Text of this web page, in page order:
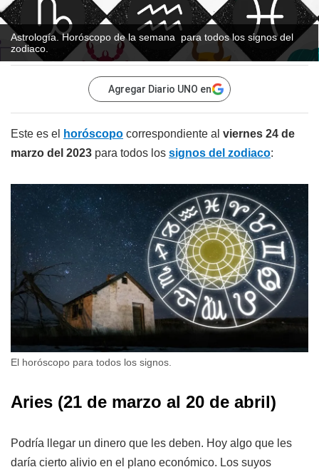
Astrología. Horóscopo de la semana para todos los signos del
zodiaco.
Agregar Diario UNO en
Este es el horóscopo correspondiente al viernes 24 de
marzo del 2023 para todos los signos del zodiaco:
El horóscopo para todos los signos.
Aries (21 de marzo al 20 de abril)
Podría llegar un dinero que les deben. Hoy algo que les
daría cierto alivio en el plano económico. Los suyos